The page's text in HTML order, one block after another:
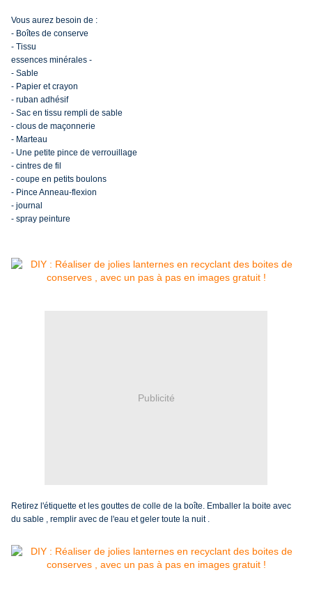
Vous aurez besoin de :
- Boîtes de conserve
- Tissu
essences minérales -
- Sable
- Papier et crayon
- ruban adhésif
- Sac en tissu rempli de sable
- clous de maçonnerie
- Marteau
- Une petite pince de verrouillage
- cintres de fil
- coupe en petits boulons
- Pince Anneau-flexion
- journal
- spray peinture
Publicité
Retirez l'étiquette et les gouttes de colle de la boîte. Emballer la boite avec
du sable , remplir avec de l'eau et geler toute la nuit .